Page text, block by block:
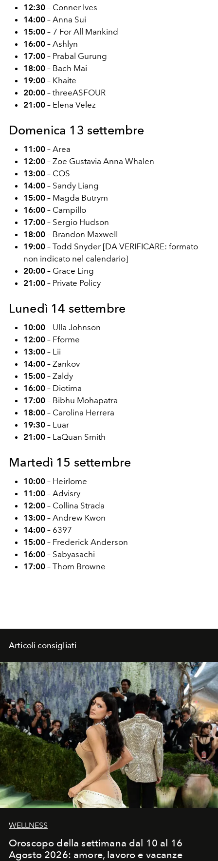
12:30 – Conner Ives
14:00 – Anna Sui
15:00 – 7 For All Mankind
16:00 – Ashlyn
17:00 – Prabal Gurung
18:00 – Bach Mai
19:00 – Khaite
20:00 – threeASFOUR
21:00 – Elena Velez
Domenica 13 settembre
11:00 – Area
12:00 – Zoe Gustavia Anna Whalen
13:00 – COS
14:00 – Sandy Liang
15:00 – Magda Butrym
16:00 – Campillo
17:00 – Sergio Hudson
18:00 – Brandon Maxwell
19:00 – Todd Snyder [DA VERIFICARE: formato
non indicato nel calendario]
20:00 – Grace Ling
21:00 – Private Policy
Lunedì 14 settembre
10:00 – Ulla Johnson
12:00 – Fforme
13:00 – Lii
14:00 – Zankov
15:00 – Zaldy
16:00 – Diotima
17:00 – Bibhu Mohapatra
18:00 – Carolina Herrera
19:30 – Luar
21:00 – LaQuan Smith
Martedì 15 settembre
10:00 – Heirlome
11:00 – Advisry
12:00 – Collina Strada
13:00 – Andrew Kwon
14:00 – 6397
15:00 – Frederick Anderson
16:00 – Sabyasachi
17:00 – Thom Browne
Articoli consigliati
WELLNESS
Oroscopo della settimana dal 10 al 16
Agosto 2026: amore, lavoro e vacanze